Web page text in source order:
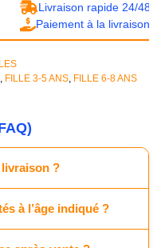
Livraison rapide 24/48h
Paiement à la livraison
, FILLE 3-5 ANS, FILLE 6-8 ANS
livraison ?
à l’âge indiqué ?